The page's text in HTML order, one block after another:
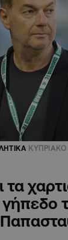
τα
γήπεδο